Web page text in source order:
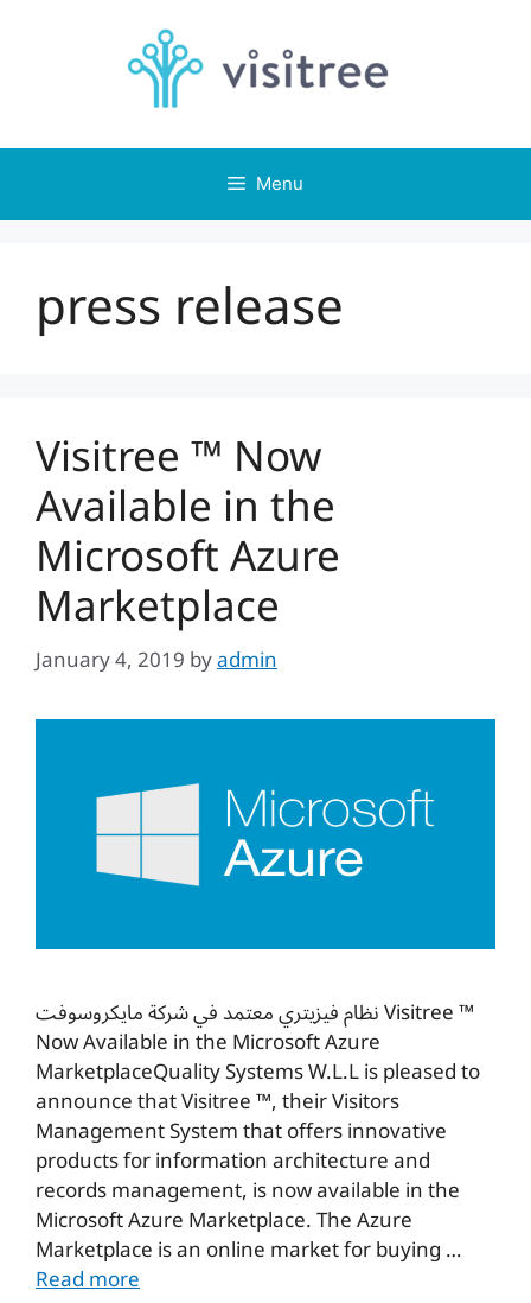
Menu
press release
Visitree ™ Now
Available in the
Microsoft Azure
Marketplace
January 4, 2019byadmin
نظام فيزيتري معتمد في شركة مايكروسوفت Visitree ™
Now Available in the Microsoft Azure
MarketplaceQuality Systems W.L.L is pleased to
announce that Visitree ™, their Visitors
Management System that offers innovative
products for information architecture and
records management, is now available in the
Microsoft Azure Marketplace. The Azure
Marketplace is an online market for buying …
Read more